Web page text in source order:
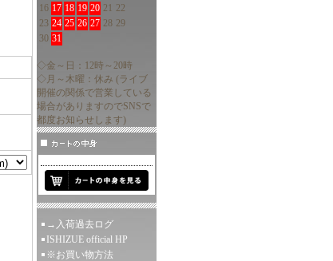
16 17 18 19 20 21 22
23 24 25 26 27 28 29
30 31
◇金～日：12時～20時
◇月～木曜：休み (ライブ
開催の関係で営業している
場合がありますのでSNSで
都度お知らせします)
→入荷過去ログ
ISHIZUE official HP
※お買い物方法